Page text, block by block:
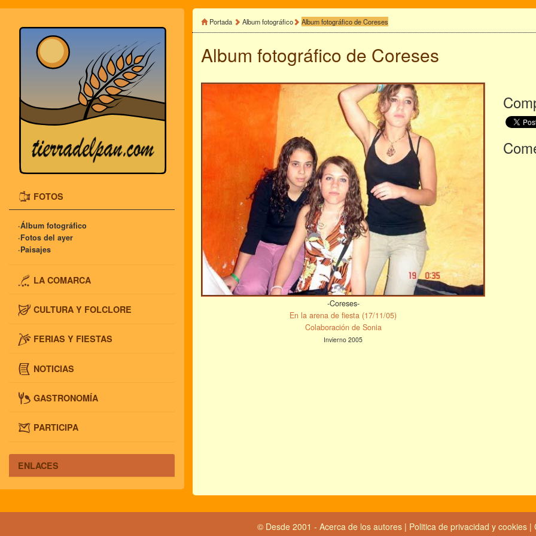
FOTOS
·Álbum fotográfico
·Fotos del ayer
·Paisajes
LA COMARCA
CULTURA Y FOLCLORE
FERIAS Y FIESTAS
NOTICIAS
GASTRONOMÍA
PARTICIPA
ENLACES
Portada Album fotográfico Album fotográfico de Coreses
Album fotográfico de Coreses
-Coreses-
En la arena de fiesta (17/11/05)
Colaboración de Sonia
Invierno 2005
© Desde 2001 - Acerca de los autores| Politica de privacidad y cookies |